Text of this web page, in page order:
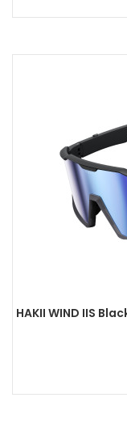
HAKII WIND IIS